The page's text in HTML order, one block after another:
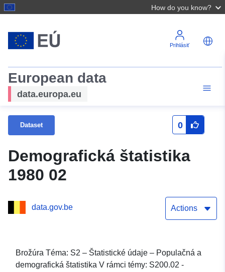
How do you know?
Prihlásiť
European data
data.europa.eu
Dataset 0
Demografická štatistika
1980 02
data.gov.be Actions
Brožúra Téma: S2 – Štatistické údaje – Populačná a
demografická štatistika V rámci témy: S200.02 -